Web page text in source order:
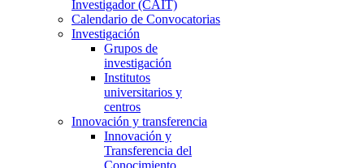
Investigador (CAIT)
Calendario de Convocatorias
Investigación
Grupos de
investigación
Institutos
universitarios y
centros
Innovación y transferencia
Innovación y
Transferencia del